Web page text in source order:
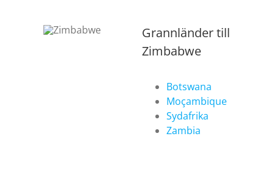
Grannländer till
Zimbabwe
Botswana
Moçambique
Sydafrika
Zambia